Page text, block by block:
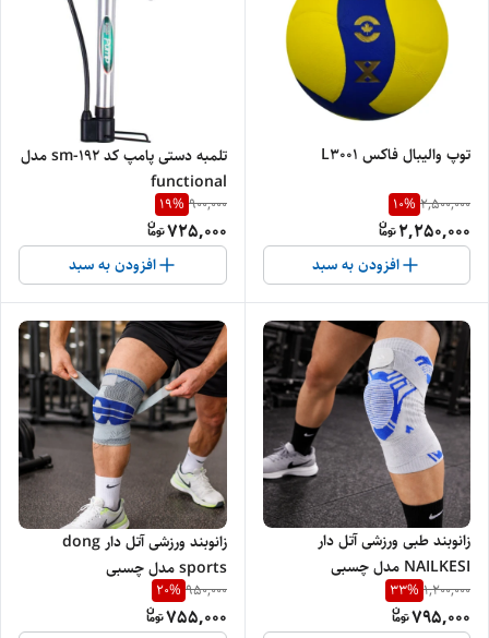
توپ والیبال فاکس L3001
2,500,000
10%
2,250,000
افزودن به سبد
تلمبه دستی پامپ کد sm-192 مدل
functional
900,000
19%
725,000
افزودن به سبد
زانوبند طبی ورزشی آتل دار
NAILKESI مدل چسبی
1,200,000
33%
795,000
زانوبند ورزشی آتل دار dong
sports مدل چسبی
950,000
20%
755,000